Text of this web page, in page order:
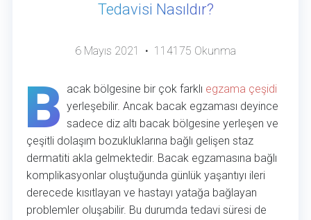
Tedavisi Nasıldır?
6 Mayıs 2021 • 114175 Okunma
B acak bölgesine bir çok farklı egzama çeşidi
yerleşebilir. Ancak bacak egzaması deyince
sadece diz altı bacak bölgesine yerleşen ve
çeşitli dolaşım bozukluklarına bağlı gelişen staz
dermatiti akla gelmektedir. Bacak egzamasına bağlı
komplikasyonlar oluştuğunda günlük yaşantıyı ileri
derecede kısıtlayan ve hastayı yatağa bağlayan
problemler oluşabilir. Bu durumda tedavi süresi de